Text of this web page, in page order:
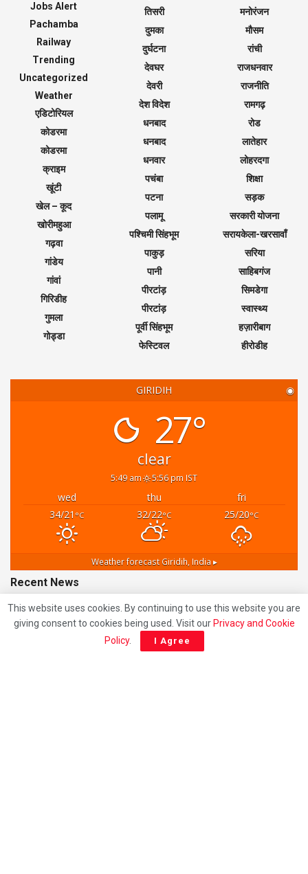
Jobs Alert
Pachamba
Railway
Trending
Uncategorized
Weather
एडिटोरियल
कोडरमा
कोडरमा
क्राइम
खूंटी
खेल – कूद
खोरीमहुआ
गढ़वा
गांडेय
गांवां
गिरिडीह
गुमला
गोड्डा
तिसरी
दुमका
दुर्घटना
देवघर
देवरी
देश विदेश
धनबाद
धनबाद
धनवार
पचंबा
पटना
पलामू
पश्चिमी सिंहभूम
पाकुड़
पानी
पीरटांड़
पीरटांड़
पूर्वी सिंहभूम
फेस्टिवल
मनोरंजन
मौसम
रांची
राजधनवार
राजनीति
रामगढ़
रोड
लातेहार
लोहरदगा
शिक्षा
सड़क
सरकारी योजना
सरायकेला-खरसावाँ
सरिया
साहिबगंज
सिमडेगा
स्वास्थ्य
हज़ारीबाग
हीरोडीह
GIRIDIH ◉
27°
clear
5:49 am 5:56 pm IST
wed thu
fri
34/21 °C 32/22°C 25/20°C
Weather forecast Giridih, India ▸
Recent News
Giridih News: JPSC-JSSC कथित पेपर लीक के विरोध में
गिरिडीह में आजसू युवा मोर्चा का उग्र प्रदर्शन, मुख्यमंत्री हेमंत सोरेन
का पुतला दहन
This website uses cookies. By continuing to use this website you are
giving consent to cookies being used. Visit our Privacy and Cookie
Policy. I Agree